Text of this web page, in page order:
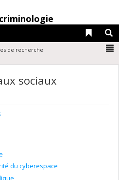
criminologie
Liens
de recherche
sociaux
du cyberespace